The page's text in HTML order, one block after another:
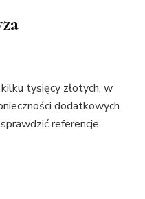
tysięcy złotych, w
dodatkowych
referencje